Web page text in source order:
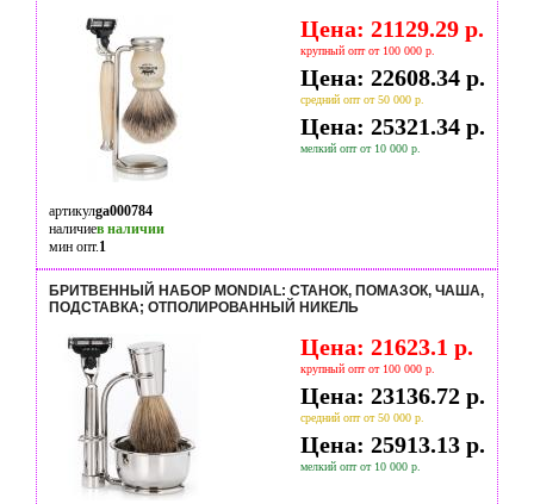
Цена: 21129.29 р.
крупный опт от 100 000 р.
Цена: 22608.34 р.
средний опт от 50 000 р.
Цена: 25321.34 р.
мелкий опт от 10 000 р.
артикулga000784
наличиев наличии
мин опт.1
БРИТВЕННЫЙ НАБОР MONDIAL: СТАНОК, ПОМАЗОК, ЧАША,
ПОДСТАВКА; ОТПОЛИРОВАННЫЙ НИКЕЛЬ
Цена: 21623.1 р.
крупный опт от 100 000 р.
Цена: 23136.72 р.
средний опт от 50 000 р.
Цена: 25913.13 р.
мелкий опт от 10 000 р.